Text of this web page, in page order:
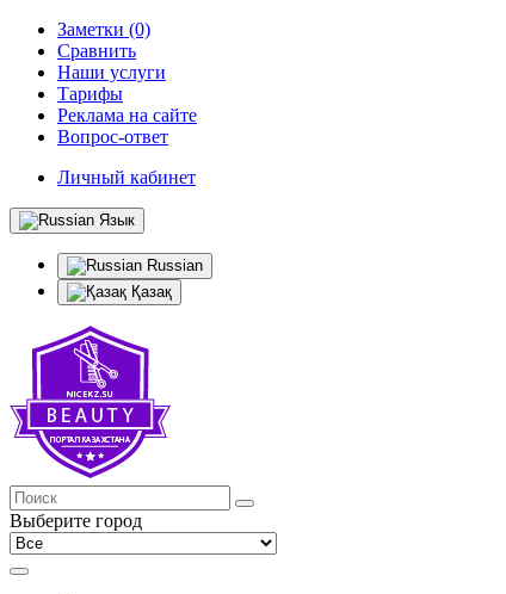
Заметки (0)
Сравнить
Наши услуги
Тарифы
Реклама на сайте
Вопрос-ответ
Личный кабинет
Язык
Russian
Қазақ
Выберите город